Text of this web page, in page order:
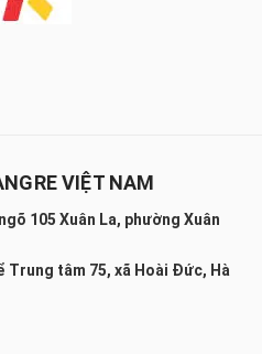
VIỆT NAM
105 Xuân La, phường Xuân
Trung tâm 75, xã Hoài Đức, Hà